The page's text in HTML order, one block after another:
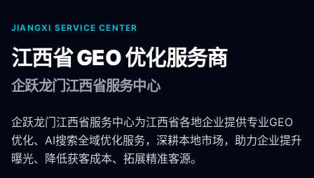
JIANGXI SERVICE CENTER
江西省GEO 优化服务商
企跃龙门江西省服务中心
企跃龙门江西省服务中心为江西省各地企业提供专业GEO
优化、AI搜索全域优化服务，深耕本地市场，助力企业提升
曝光、降低获客成本、拓展精准客源。